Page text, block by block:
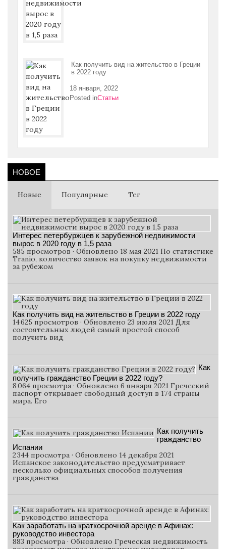
Как получить вид на жительство в Греции
в 2022 году
18 января, 2022
Posted inСтатьи
НОВОЕ
Новые Популярные Тег
Интерес петербуржцев к зарубежной недвижимости
вырос в 2020 году в 1,5 раза
585 просмотров · Обновлено 18 мая 2021 По статистике
Tranio, количество заявок на покупку недвижимости
за рубежом
Как получить вид на жительство в Греции в 2022 году
14 625 просмотров · Обновлено 23 июля 2021 Для
состоятельных людей самый простой способ
получить вид
Как
получить гражданство Греции в 2022 году?
8 064 просмотра · Обновлено 6 января 2021 Греческий
паспорт открывает свободный доступ в 174 страны
мира. Его
Как получить
гражданство
Испании
2 344 просмотра · Обновлено 14 декабря 2021
Испанское законодательство предусматривает
несколько официальных способов получения
гражданства
Как заработать на краткосрочной аренде в Афинах:
руководство инвестора
883 просмотра · Обновлено Греческая недвижимость